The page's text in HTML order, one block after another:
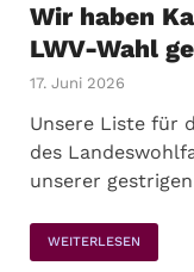
Wir haben
LWV-Wahl
17. Juni 2026
Unsere Liste für
des
unserer
WEITERLESEN